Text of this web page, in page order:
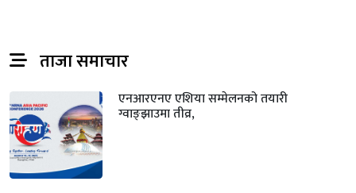
ताजा समाचार
एनआरएनए एशिया सम्मेलनको तयारी
ग्वाङ्झाउमा तीव्र,